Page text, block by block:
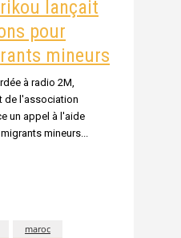
lançait
pour
mineurs
à radio 2M,
de l'association
un appel à l'aide
mineurs
maroc